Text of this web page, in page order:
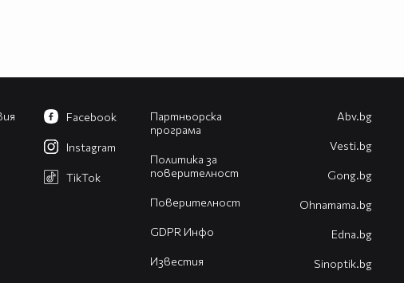
Партньорска
програма
Политика за
поверителност
Поверителност
GDPR Инфо
Известия
Facebook
Instagram
TikTok
Abv.bg
Vesti.bg
Gong.bg
Оhnamama.bg
Edna.bg
Sinoptik.bg